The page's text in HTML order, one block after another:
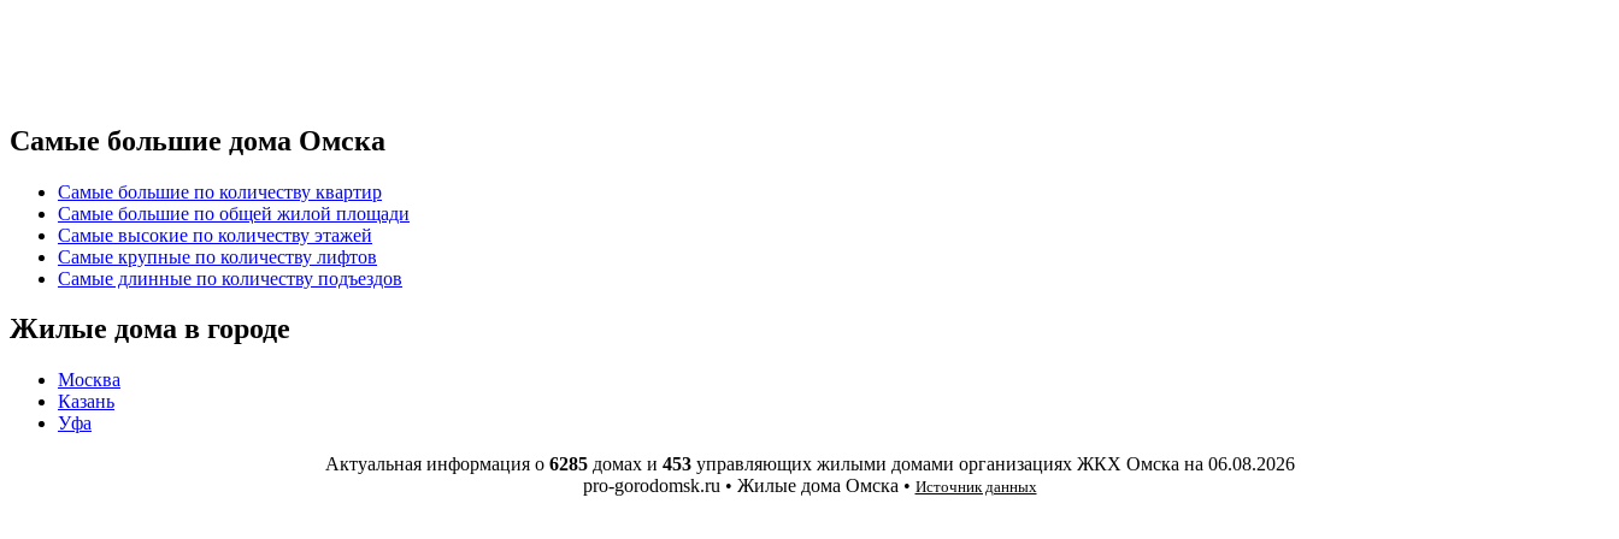
Самые большие дома Омска
Самые большие по количеству квартир
Самые большие по общей жилой площади
Самые высокие по количеству этажей
Самые крупные по количеству лифтов
Самые длинные по количеству подъездов
Жилые дома в городе
Москва
Казань
Уфа
Актуальная информация о 6285 домах и 453 управляющих жилыми домами организациях ЖКХ Омска на 06.08.2026
pro-gorodomsk.ru • Жилые дома Омска • Источник данных